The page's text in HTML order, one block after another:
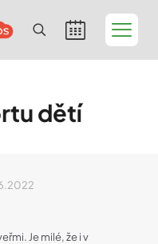
dětí
Je milé, že i v